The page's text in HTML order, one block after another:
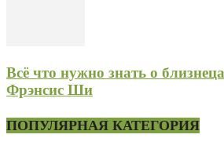
Всё что нужно знать о
Фрэнсис Ши
ПОПУЛЯРНАЯ КАТЕГОРИЯ